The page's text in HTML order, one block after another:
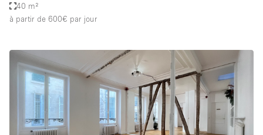
40 m²
à partir de 600€ par jour